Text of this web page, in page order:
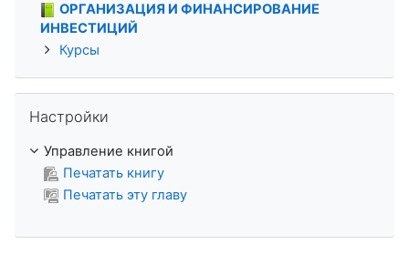
ОРГАНИЗАЦИЯ И ФИНАНСИРОВАНИЕ
ИНВЕСТИЦИЙ
Курсы
Настройки
Управление книгой
Печатать книгу
Печатать эту главу